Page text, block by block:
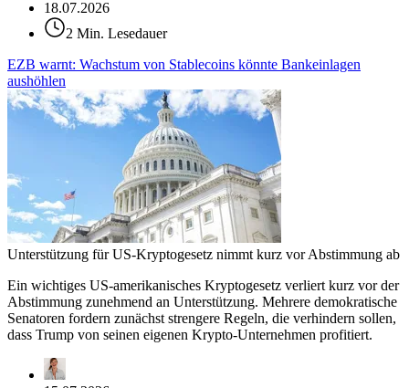
18.07.2026
2 Min. Lesedauer
EZB warnt: Wachstum von Stablecoins könnte Bankeinlagen
aushöhlen
Unterstützung für US-Kryptogesetz nimmt kurz vor Abstimmung ab
Ein wichtiges US-amerikanisches Kryptogesetz verliert kurz vor der
Abstimmung zunehmend an Unterstützung. Mehrere demokratische
Senatoren fordern zunächst strengere Regeln, die verhindern sollen,
dass Trump von seinen eigenen Krypto-Unternehmen profitiert.